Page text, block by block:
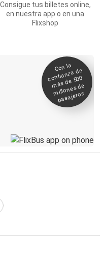
Consigue tus billetes online,
en nuestra app o en una
Flixshop
Con la
confianza de
más de 500
millones de
pasajeros